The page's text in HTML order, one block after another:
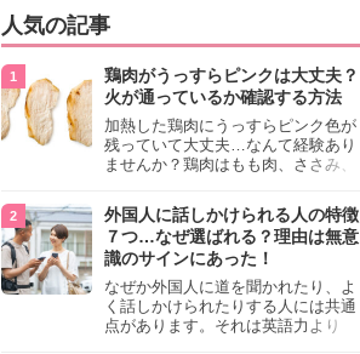
人気の記事
鶏肉がうっすらピンクは大丈夫？
火が通っているか確認する方法
加熱した鶏肉にうっすらピンク色が
残っていて大丈夫…なんて経験あり
ませんか？鶏肉はもも肉、ささみ、
わいが異なり、いろいろと楽しめる
料理ですが、鶏肉は加熱した後でも
うっすらピンク色の部分が大丈夫な
のと気になるときがあります。この
記事では生焼けか火が通っているの
かを確認する方法や、鶏肉を調理す
るときの注意点を紹介しますので、
参考にしてみてくださいね。
外国人に話しかけられる人の特徴
７つ…なぜ選ばれる？理由は無意
識のサインにあった！
なぜか外国人に道を聞かれたり、よ
く話しかけられたりする人には共通
点があります。それは英語力より